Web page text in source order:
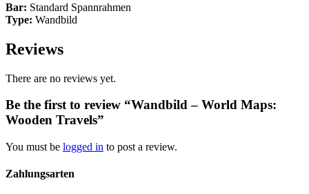
Bar: Standard Spannrahmen
Type: Wandbild
Reviews
There are no reviews yet.
Be the first to review “Wandbild – World Maps:
Wooden Travels”
You must be logged in to post a review.
Zahlungsarten